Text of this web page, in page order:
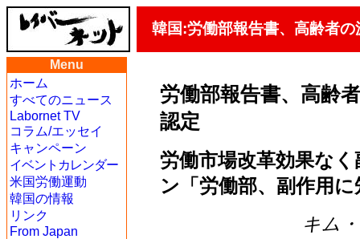
韓国:労働部報告書、高齢者
Menu
ホーム
すべてのニュース
Labornet TV
コラム/エッセイ
キャンペーン
イベントカレンダー
米国労働運動
韓国の情報
リンク
From Japan
労働部報告書、高齢
認定
労働市場改革効果な
ン「労働部、副作用
キム